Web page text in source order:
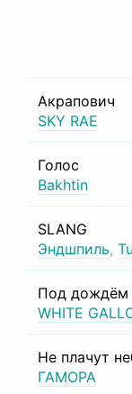
Акрапович
SKY RAE
Голос
Bakhtin
SLANG
Эндшпиль,
Под дождём
WHITE
Не плачут
ГАМОРА